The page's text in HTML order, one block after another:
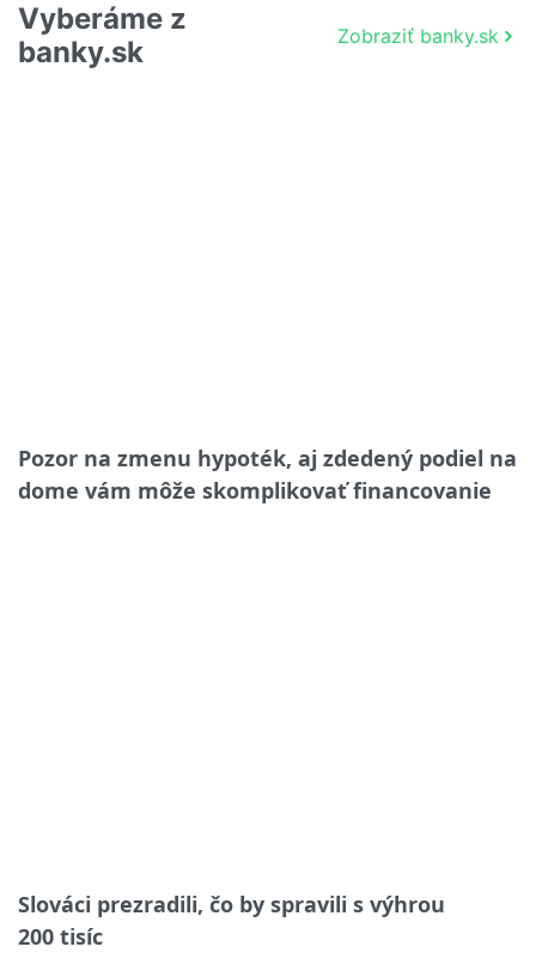
Vyberáme z
banky.sk
Zobraziť banky.sk
Pozor na zmenu hypoték, aj zdedený podiel na
dome vám môže skomplikovať financovanie
Slováci prezradili, čo by spravili s výhrou
200 tisíc